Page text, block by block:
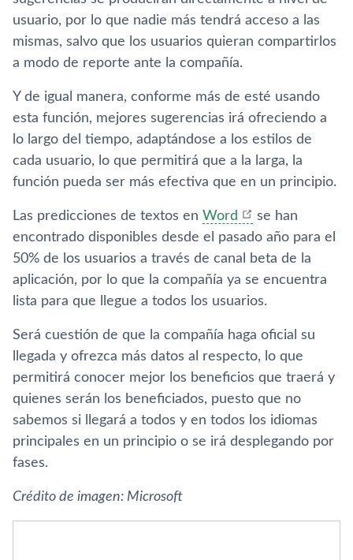
usuario, por lo que nadie más tendrá acceso a las
mismas, salvo que los usuarios quieran compartirlos
a modo de reporte ante la compañía.
Y de igual manera, conforme más de esté usando
esta función, mejores sugerencias irá ofreciendo a
lo largo del tiempo, adaptándose a los estilos de
cada usuario, lo que permitirá que a la larga, la
función pueda ser más efectiva que en un principio.
Las predicciones de textos en Word
se han
encontrado disponibles desde el pasado año para el
50% de los usuarios a través de canal beta de la
aplicación, por lo que la compañía ya se encuentra
lista para que llegue a todos los usuarios.
Será cuestión de que la compañía haga oficial su
llegada y ofrezca más datos al respecto, lo que
permitirá conocer mejor los beneficios que traerá y
quienes serán los beneficiados, puesto que no
sabemos si llegará a todos y en todos los idiomas
principales en un principio o se irá desplegando por
fases.
Crédito de imagen: Microsoft